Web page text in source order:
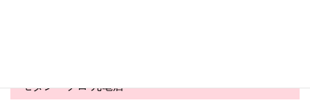
モダン・プロ 丸亀店